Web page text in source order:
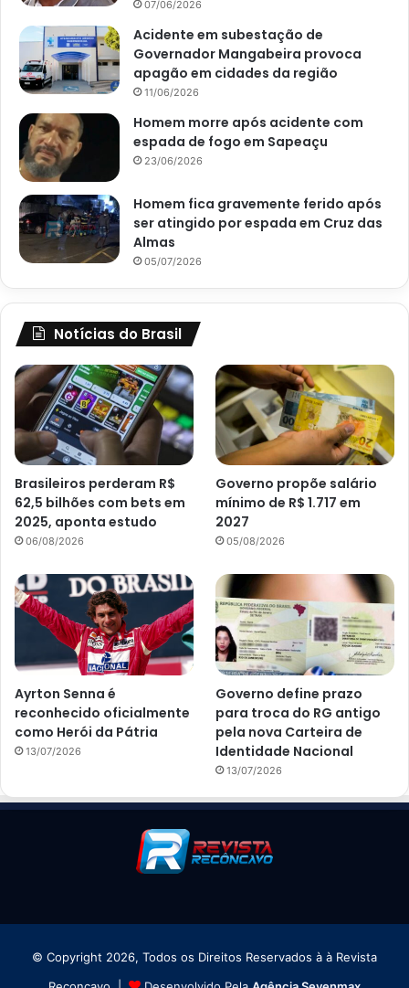
07/06/2026
Acidente em subestação de
Governador Mangabeira provoca
apagão em cidades da região
11/06/2026
Homem morre após acidente com
espada de fogo em Sapeaçu
23/06/2026
Homem fica gravemente ferido após
ser atingido por espada em Cruz das
Almas
05/07/2026
Notícias do Brasil
Brasileiros perderam R$
62,5 bilhões com bets em
2025, aponta estudo
06/08/2026
Governo propõe salário
mínimo de R$ 1.717 em
2027
05/08/2026
Ayrton Senna é
reconhecido oficialmente
como Herói da Pátria
13/07/2026
Governo define prazo
para troca do RG antigo
pela nova Carteira de
Identidade Nacional
13/07/2026
© Copyright 2026, Todos os Direitos Reservados à à Revista